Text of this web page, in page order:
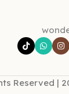
Reserved |